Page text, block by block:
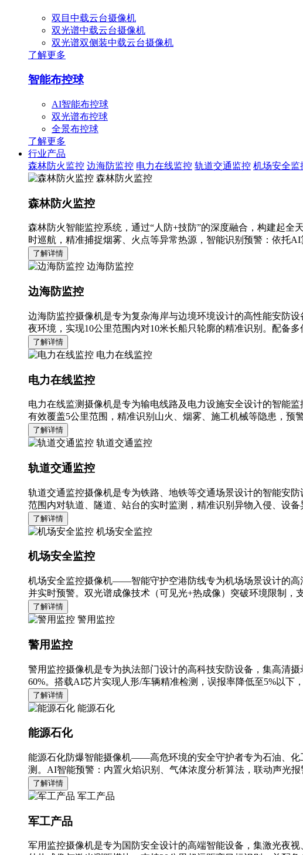
双目中载云台摄像机
双光谱中载云台摄像机
双光谱双侧装中载云台摄像机
了解更多
智能布控球
AI智能布控球
双光谱布控球
全景布控球
了解更多
行业产品
森林防火监控 边海防监控 电力在线监控 轨道交通监控 机场安全监
森林防火监控
森林防火监控
森林防火智能监控系统，通过“人防+技防”的深度融合，构建起
时巡航，精准捕捉烟雾、火点等异常热源，智能识别预警：依托
了解详情
边海防监控
边海防监控
边海防监控摄像机是专为复杂海岸与边境环境设计的高性能安防
夜环境，实现10公里范围内对10米长船只轮廓的精准识别。配备
了解详情
电力在线监控
电力在线监控
电力在线监测摄像机是专为输电线路及电力设施安全设计的智能
有效覆盖5公里范围，精准识别山火、烟雾、施工机械等隐患，预
了解详情
轨道交通监控
轨道交通监控
轨道交通监控摄像机是专为铁路、地铁等交通场景设计的智能安
范围内对轨道、隧道、站台的实时监测，精准识别异物入侵、设
了解详情
机场安全监控
机场安全监控
机场安全监控摄像机——智能守护空港防线专为机场场景设计的高
并实时预警。双光谱成像技术（可见光+热成像）突破环境限制，
了解详情
警用监控
警用监控
警用监控摄像机是专为执法部门设计的高科技安防设备，集高清
60%。搭载AI芯片实现人形/车辆精准检测，误报率降低至5%以
了解详情
能源石化
能源石化
能源石化防爆智能摄像机——高危环境的安全守护者专为石油、化
测。AI智能预警：内置火焰识别、气体浓度分析算法，联动声光
了解详情
军工产品
军工产品
军用监控摄像机是专为国防安全设计的高端智能设备，集激光夜